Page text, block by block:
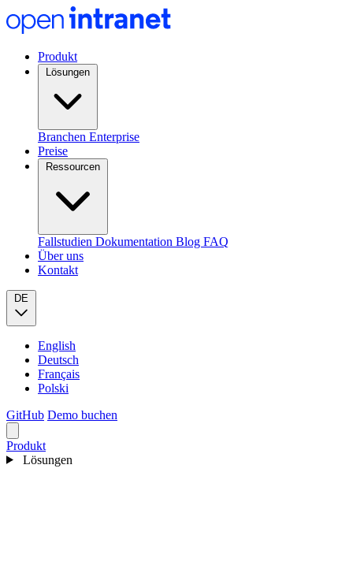
Produkt
Branchen Enterprise
Preise
Fallstudien Dokumentation Blog FAQ
Über uns
Kontakt
DE
English
Deutsch
Français
Polski
GitHub Demo buchen
Produkt
Lösungen